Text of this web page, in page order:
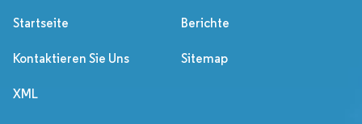
Startseite Berichte
Kontaktieren Sie Uns Sitemap
XML